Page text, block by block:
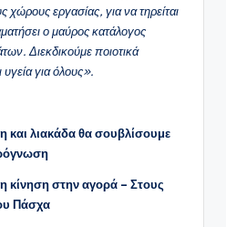
χώρους εργασίας, για να τηρείται
ο μαύρος κατάλογος
Διεκδικούμε ποιοτικά
για όλους».
και λιακάδα θα σουβλίσουμε
κίνηση στην αγορά – Στους
Πάσχα